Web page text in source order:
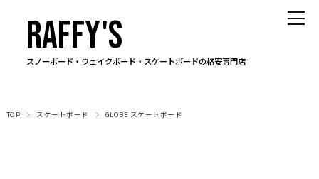
スノーボード・ウェイクボード・スケートボードの格安専門店
RAFFY'S
TOP スケートボード GLOBE スケートボード